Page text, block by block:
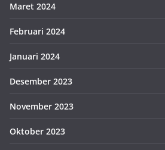
Maret 2024
Februari 2024
Januari 2024
Desember 2023
November 2023
Oktober 2023